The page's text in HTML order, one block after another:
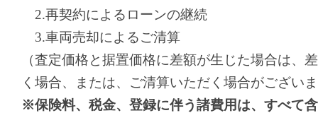
2.再契約によるローンの継続
3.車両売却によるご清算
（査定価格と据置価格に差額が生じた場合は、
く場合、または、ご清算いただく場合がござい
※保険料、税金、登録に伴う諸費用は、すべて